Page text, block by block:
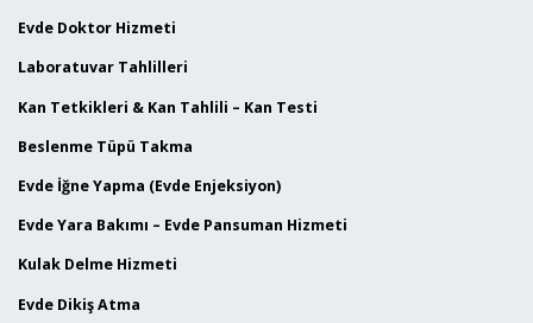
Evde Doktor Hizmeti
Laboratuvar Tahlilleri
Kan Tetkikleri & Kan Tahlili – Kan Testi
Beslenme Tüpü Takma
Evde İğne Yapma (Evde Enjeksiyon)
Evde Yara Bakımı – Evde Pansuman Hizmeti
Kulak Delme Hizmeti
Evde Dikiş Atma